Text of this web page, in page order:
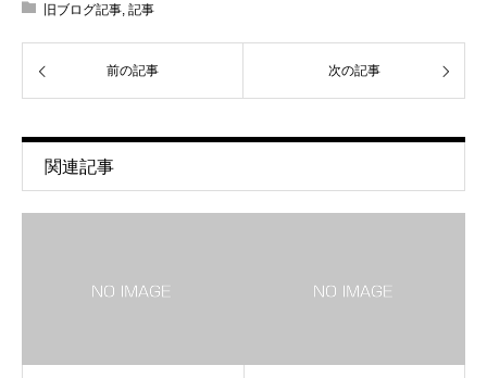
旧ブログ記事 記事
前の記事 次の記事
関連記事